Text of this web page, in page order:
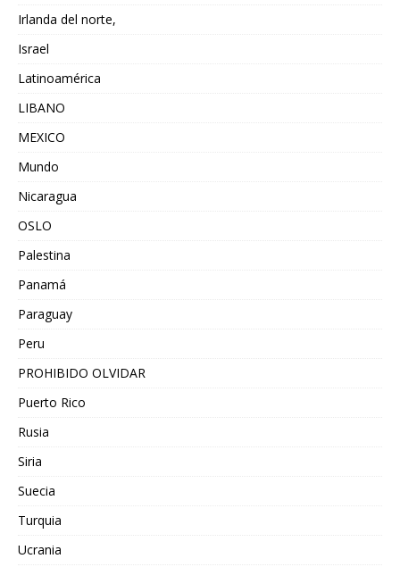
Irlanda del norte,
Israel
Latinoamérica
LIBANO
MEXICO
Mundo
Nicaragua
OSLO
Palestina
Panamá
Paraguay
Peru
PROHIBIDO OLVIDAR
Puerto Rico
Rusia
Siria
Suecia
Turquia
Ucrania